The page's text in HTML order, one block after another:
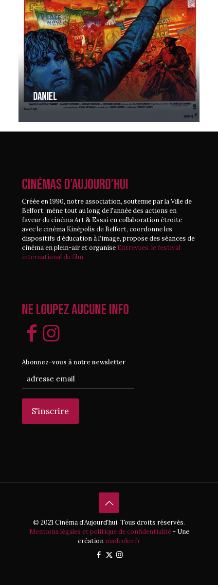
Daniel
CINÉMAS D’AUJOURD’HUI
Créée en 1990, notre association, soutenue par la Ville de
Belfort, mène tout au long de l'année des actions en
faveur du cinéma Art & Essai en collaboration étroite
avec le cinéma Kinépolis de Belfort, coordonne les
dispositifs d’éducation à l’image, propose des séances de
cinéma en plein-air et organise Entrevues, le festival
international du film.
Ne loupez aucune info
Abonnez-vous à notre newsletter
© 2021 Cinéma d'Aujourd'hui. Tous droits réservés.
Mentions légales et politique de confidentialité- Une
création madcolor.fr